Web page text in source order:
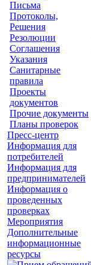
Письма
Протоколы,
Решения
Резолюции
Соглашения
Указания
Санитарные
правила
Проекты
документов
Прочие документы
Планы проверок
Пресс-центр
Информация для
потребителей
Информация для
предпринимателей
Информация о
проведенных
проверках
Мероприятия
Дополнительные
информационные
ресурсы